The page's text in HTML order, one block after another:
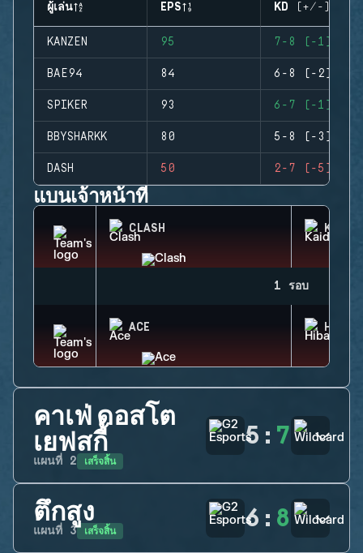
ผู้เล่น EPS KD (+/-)
KANZEN 95 7-8 (-1)
BAE94 84 6-8 (-2)
SPIKER 93 6-7 (-1)
BBYSHARKK 80 5-8 (-3)
DASH 50 2-7 (-5)
แบนเจ้าหน้าที่
CLASH KAID
1 รอบ
ACE
คาเฟ่ ดอสโต
เยฟสกี้
แผนที่ 2 เสร็จสิ้น
5 : 7
ตึกสูง
แผนที่ 3 เสร็จสิ้น 6 : 8